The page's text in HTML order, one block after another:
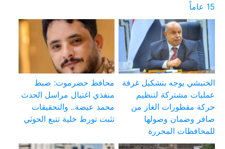
15 عاماً
الخنبشي يوجه بتشكيل غرفة
عمليات مشتركة لتنظيم
حركة مقطورات الغاز من
صافر وضمان وصولها
للمحافظات المحررة
محافظ حضرموت: ضبط
منفذي اغتيال مراسل الحدث
محمد عيضة.. والتحقيقات
تثبت تورط خلية تتبع الحوثي